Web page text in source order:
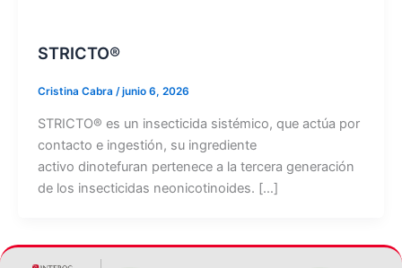
STRICTO®
Cristina Cabra /junio 6, 2026
STRICTO® es un insecticida sistémico, que actúa por
contacto e ingestión, su ingrediente
activo dinotefuran pertenece a la tercera generación
de los insecticidas neonicotinoides. […]